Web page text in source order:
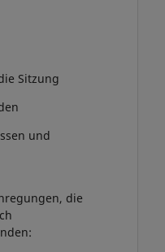
Sitzung
und
die